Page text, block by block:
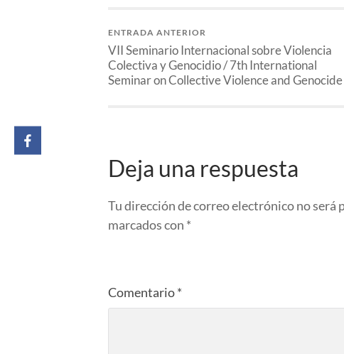
ENTRADA ANTERIOR
VII Seminario Internacional sobre Violencia
Colectiva y Genocidio / 7th International
Seminar on Collective Violence and Genocide
Deja una respuesta
Tu dirección de correo electrónico no será
marcados con *
Comentario*